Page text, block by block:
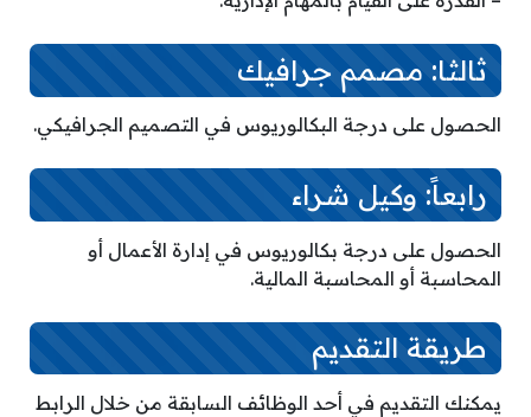
ثالثا: مصمم جرافيك
الحصول على درجة البكالوريوس في التصميم الجرافيكي.
رابعاً: وكيل شراء
الحصول على درجة بكالوريوس في إدارة الأعمال أو
المحاسبة أو المحاسبة المالية.
طريقة التقديم
يمكنك التقديم في أحد الوظائف السابقة من خلال الرابط